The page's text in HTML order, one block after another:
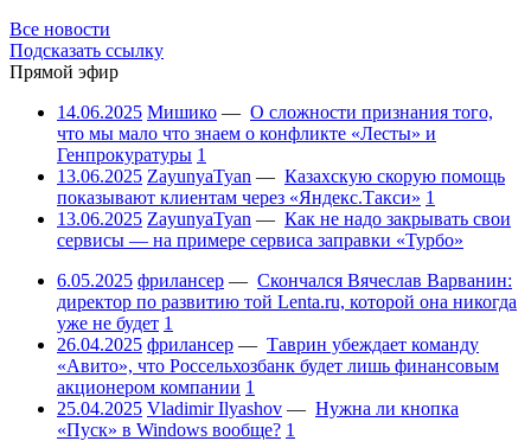
Все новости
Подсказать ссылку
Прямой эфир
14.06.2025 Мишико — О сложности признания того,
что мы мало что знаем о конфликте «Лесты» и
Генпрокуратуры 1
13.06.2025 ZayunyaTyan — Казахскую скорую помощь
показывают клиентам через «Яндекс.Такси» 1
13.06.2025 ZayunyaTyan — Как не надо закрывать свои
сервисы — на примере сервиса заправки «Турбо»
6.05.2025 фрилансер — Скончался Вячеслав Варванин:
директор по развитию той Lenta.ru, которой она никогда
уже не будет 1
26.04.2025 фрилансер — Таврин убеждает команду
«Авито», что Россельхозбанк будет лишь финансовым
акционером компании 1
25.04.2025 Vladimir Ilyashov — Нужна ли кнопка
«Пуск» в Windows вообще? 1